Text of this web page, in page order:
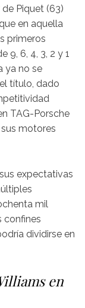
Piquet (63)
en aquella
primeros
9, 6, 4, 3, 2 y 1
ya no se
título, dado
TAG-Porsche
motores
expectativas
mil
confines
dividirse en
en